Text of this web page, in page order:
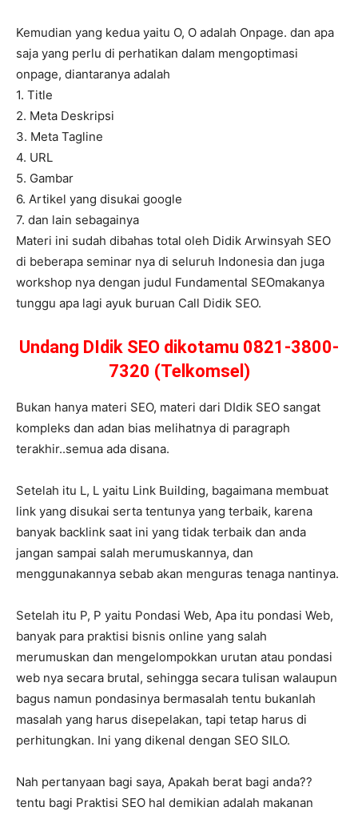
Kemudian yang kedua yaitu O, O adalah Onpage. dan apa
saja yang perlu di perhatikan dalam mengoptimasi
onpage, diantaranya adalah
1. Title
2. Meta Deskripsi
3. Meta Tagline
4. URL
5. Gambar
6. Artikel yang disukai google
7. dan lain sebagainya
Materi ini sudah dibahas total oleh Didik Arwinsyah SEO
di beberapa seminar nya di seluruh Indonesia dan juga
workshop nya dengan judul Fundamental SEOmakanya
tunggu apa lagi ayuk buruan Call Didik SEO.
Undang DIdik SEO dikotamu 0821-3800-
7320 (Telkomsel)
Bukan hanya materi SEO, materi dari DIdik SEO sangat
kompleks dan adan bias melihatnya di paragraph
terakhir..semua ada disana.
Setelah itu L, L yaitu Link Building, bagaimana membuat
link yang disukai serta tentunya yang terbaik, karena
banyak backlink saat ini yang tidak terbaik dan anda
jangan sampai salah merumuskannya, dan
menggunakannya sebab akan menguras tenaga nantinya.
Setelah itu P, P yaitu Pondasi Web, Apa itu pondasi Web,
banyak para praktisi bisnis online yang salah
merumuskan dan mengelompokkan urutan atau pondasi
web nya secara brutal, sehingga secara tulisan walaupun
bagus namun pondasinya bermasalah tentu bukanlah
masalah yang harus disepelakan, tapi tetap harus di
perhitungkan. Ini yang dikenal dengan SEO SILO.
Nah pertanyaan bagi saya, Apakah berat bagi anda??
tentu bagi Praktisi SEO hal demikian adalah makanan